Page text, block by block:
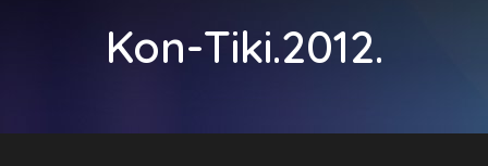
Kon-Tiki.2012.